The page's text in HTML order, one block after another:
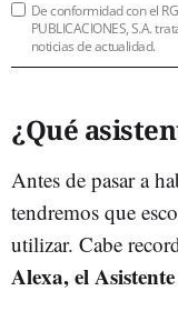
De conformidad con el
PUBLICACIONES, S.A.
noticias de actualidad.
¿Qué
Antes de pasar a
tendremos que
utilizar. Cabe
Alexa, el